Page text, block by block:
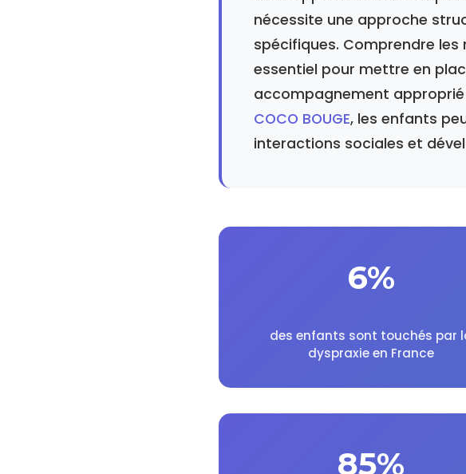
nécessite une approche
spécifiques. Comprendre
essentiel pour mettre en
accompagnement
COCO BOUGE, les enfants
interactions sociales et
6%
des enfants sont touchés par
dyspraxie en France
85%